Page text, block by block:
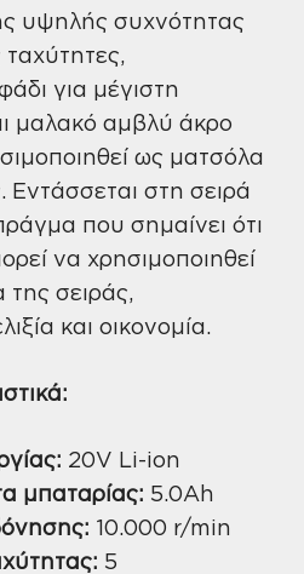
υψηλής συχνότητας
για μέγιστη
μαλακό αμβλύ άκρο
ως ματσόλα
Εντάσσεται στη σειρά
που σημαίνει ότι
να χρησιμοποιηθεί
σειράς,
και οικονομία.
20V Li-ion
μπαταρίας: 5.0Ah
10.000 r/min
5